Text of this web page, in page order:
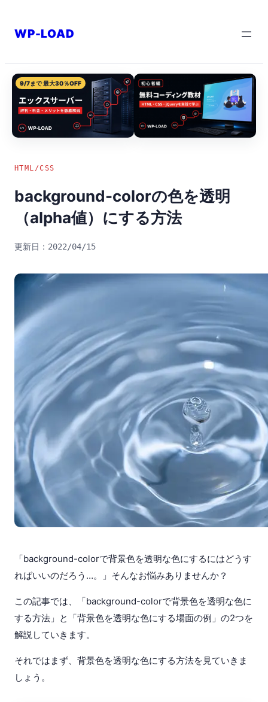
ス
キ
WP-LOAD
9/7まで 最大30％OFF
HTML/CSS
background-colorの色を透明
（alpha値）にする方法
2022/04/15
「background-colorで背景色を透明な色にするにはどうす
ればいいのだろう…。」そんなお悩みありませんか？
この記事では、「background-colorで背景色を透明な色に
する方法」と「背景色を透明な色にする場面の例」の2つを
解説していきます。
それではまず、背景色を透明な色にする方法を見ていきま
しょう。